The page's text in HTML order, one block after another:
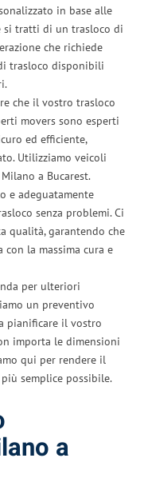
in base alle
si tratti di un trasloco di
che richiede
trasloco disponibili
che il vostro trasloco
movers sono esperti
ed efficiente,
Utilizziamo veicoli
a Bucarest.
e adeguatamente
senza problemi. Ci
qualità, garantendo che
la massima cura e
per ulteriori
un preventivo
pianificare il vostro
importa le dimensioni
qui per rendere il
semplice possibile.
a